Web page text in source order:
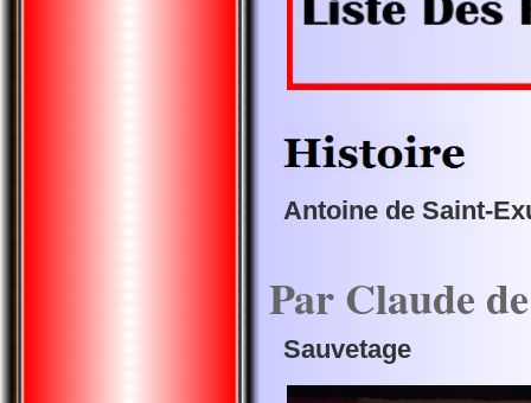
Antoine de Saint-
Par Claude
Sauvetage